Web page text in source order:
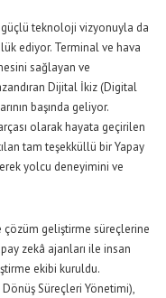
güçlü teknoloji vizyonuyla da
ediyor. Terminal ve hava
sağlayan ve
Dijital İkiz (Digital
başında geliyor.
olarak hayata geçirilen
tam teşekküllü bir Yapay
yolcu deneyimini ve
çözüm geliştirme süreçlerine
zekâ ajanları ile insan
ekibi kuruldu.
Süreçleri Yönetimi),